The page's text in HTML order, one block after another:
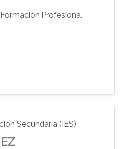
Profesional
Secundaria (IES)